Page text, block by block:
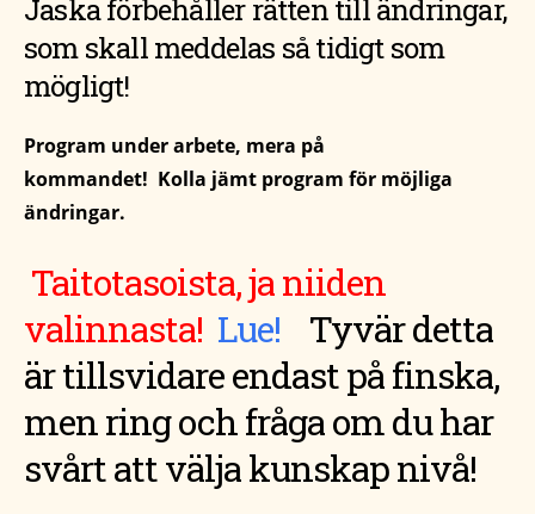
Jaska förbehåller rätten till ändringar,
som skall meddelas så tidigt som
mögligt!
Program under arbete, mera på
kommandet! Kolla jämt program för möjliga
ändringar.
Taitotasoista, ja niiden
valinnasta! Lue! Tyvär detta
är tillsvidare endast på finska,
men ring och fråga om du har
svårt att välja kunskap nivå!